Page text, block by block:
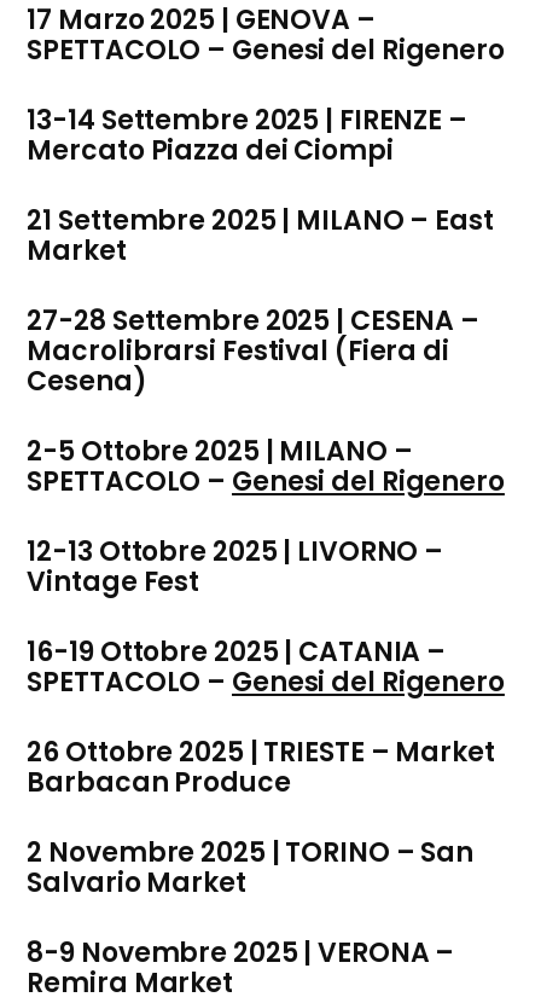
17 Marzo 2025 | GENOVA –
SPETTACOLO – Genesi del Rigenero
13-14 Settembre 2025 | FIRENZE –
Mercato Piazza dei Ciompi
21 Settembre 2025 | MILANO – East
Market
27-28 Settembre 2025 | CESENA –
Macrolibrarsi Festival (Fiera di
Cesena)
2-5 Ottobre 2025 | MILANO –
SPETTACOLO – Genesi del Rigenero
12-13 Ottobre 2025 | LIVORNO –
Vintage Fest
16-19 Ottobre 2025 | CATANIA –
SPETTACOLO – Genesi del Rigenero
26 Ottobre 2025 | TRIESTE – Market
Barbacan Produce
2 Novembre 2025 | TORINO – San
Salvario Market
8-9 Novembre 2025 | VERONA –
Remira Market